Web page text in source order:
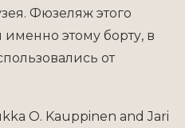
Фюзеляж этого
этому борту, в
от
O. Kauppinen and Jari